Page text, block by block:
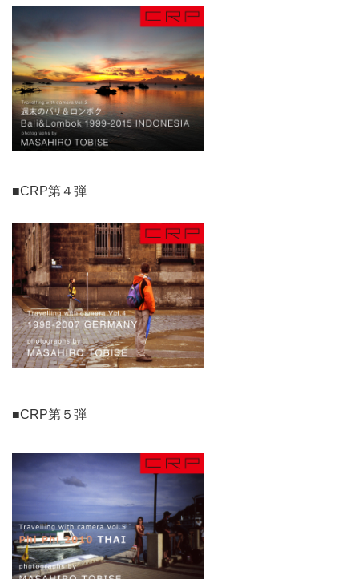
■CRP第４弾
■CRP第５弾